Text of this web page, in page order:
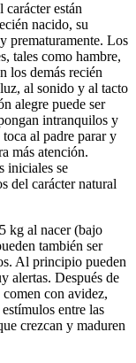
carácter están
nacido, su
prematuramente. Los
tales como hambre,
los demás recién
al sonido y al tacto
alegre puede ser
intranquilos y
al padre parar y
más atención.
iniciales se
del carácter natural
kg al nacer (bajo
también ser
Al principio pueden
alertas. Después de
comen con avidez,
entre las
crezcan y maduren